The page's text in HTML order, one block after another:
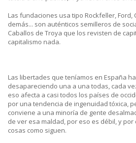
Las fundaciones usa tipo Rockfeller, Ford,
demás... son auténticos semilleros de
Caballos de Troya que los revisten de
capitalismo nada.
Las libertades que teníamos en España
desapareciendo una a una todas, cada
eso afecta a casi todos los países de
por una tendencia de ingenuidad tóxica,
conviene a una minoría de gente
de ver esa maldad, por eso es débil, y
cosas como siguen.